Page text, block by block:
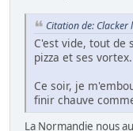
Citation de:
C'est vide, tout de
pizza et ses vortex.
Ce soir, je
finir chauve
La Normandie nous